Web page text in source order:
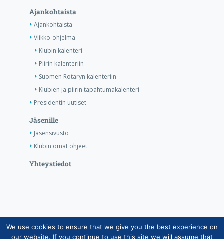
Ajankohtaista
Ajankohtaista
Viikko-ohjelma
Klubin kalenteri
Piirin kalenteriin
Suomen Rotaryn kalenteriin
Klubien ja piirin tapahtumakalenteri
Presidentin uutiset
Jäsenille
Jäsensivusto
Klubin omat ohjeet
Yhteystiedot
Copyright © Suomen Rotarypalvelu ry 2026 |
We use cookies to ensure that we give you the best experience on
our website. If you continue to use this site we will assume that